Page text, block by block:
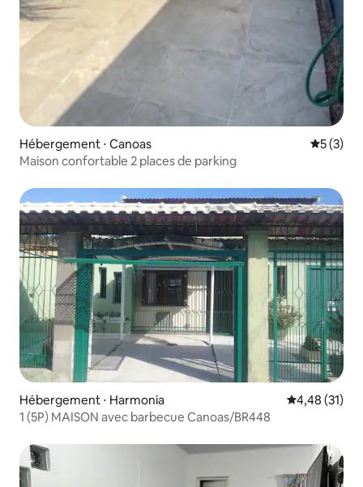
Hébergement ⋅ Canoas
5 (3)
Maison confortable 2 places de parking
Hébergement ⋅ Harmonia Évaluation
4,48 (31)
1 (5P) MAISON avec barbecue Canoas/BR448